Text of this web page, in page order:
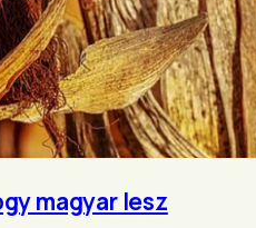
magyar lesz